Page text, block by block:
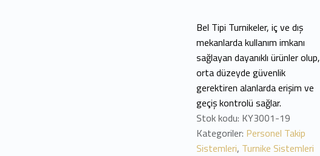
Bel Tipi Turnikeler, iç ve dış
mekanlarda kullanım imkanı
sağlayan dayanıklı ürünler olup,
orta düzeyde güvenlik
gerektiren alanlarda erişim ve
geçiş kontrolü sağlar.
Stok kodu: KY3001-19
Kategoriler: Personel Takip
Sistemleri, Turnike Sistemleri